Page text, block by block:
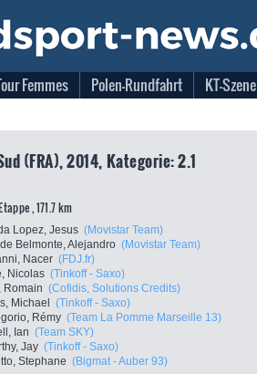
Femmes Polen-Rundfahrt KT-Szene
(FRA), 2014, Kategorie: 2.1
, 171.7 km
Lopez, Jesus (Movistar Team)
Belmonte, Alejandro (Movistar Team)
Nacer (FDJ.fr)
Nicolas (Tinkoff - Saxo)
Romain (Cofidis, Solutions Credits)
Michael (Tinkoff - Saxo)
Rémy (Team La Pomme Marseille 13)
Ian (Team SKY)
Jay (Tinkoff - Saxo)
Stephane (Bigmat - Auber 93)